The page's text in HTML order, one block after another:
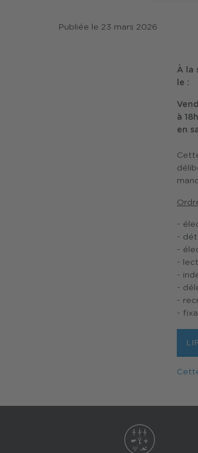
Publiée le 23 mars 2026
À la
le :
à
en
-
-
-
-
-
-
-
-